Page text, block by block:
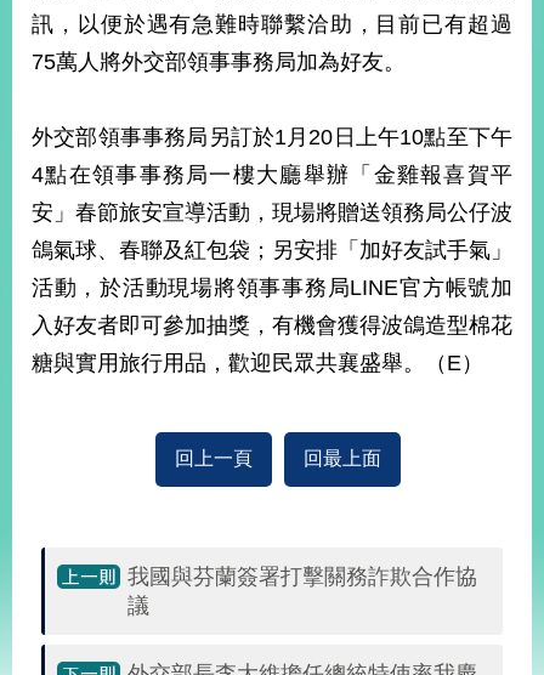
區
國
播
政
府
資
訊
公
開
站
訊，以便於遇有急難時聯繫洽助，目前已有超過
75萬人將外交部領事事務局加為好友。
外交部領事事務局另訂於1月20日上午10點至下午
4點在領事事務局一樓大廳舉辦「金雞報喜賀平
安」春節旅安宣導活動，現場將贈送領務局公仔波
鴿氣球、春聯及紅包袋；另安排「加好友試手氣」
活動，於活動現場將領事事務局LINE官方帳號加
入好友者即可參加抽獎，有機會獲得波鴿造型棉花
糖與實用旅行用品，歡迎民眾共襄盛舉。（E）
回上一頁 回最上面
我國與芬蘭簽署打擊關務詐欺合作協
議